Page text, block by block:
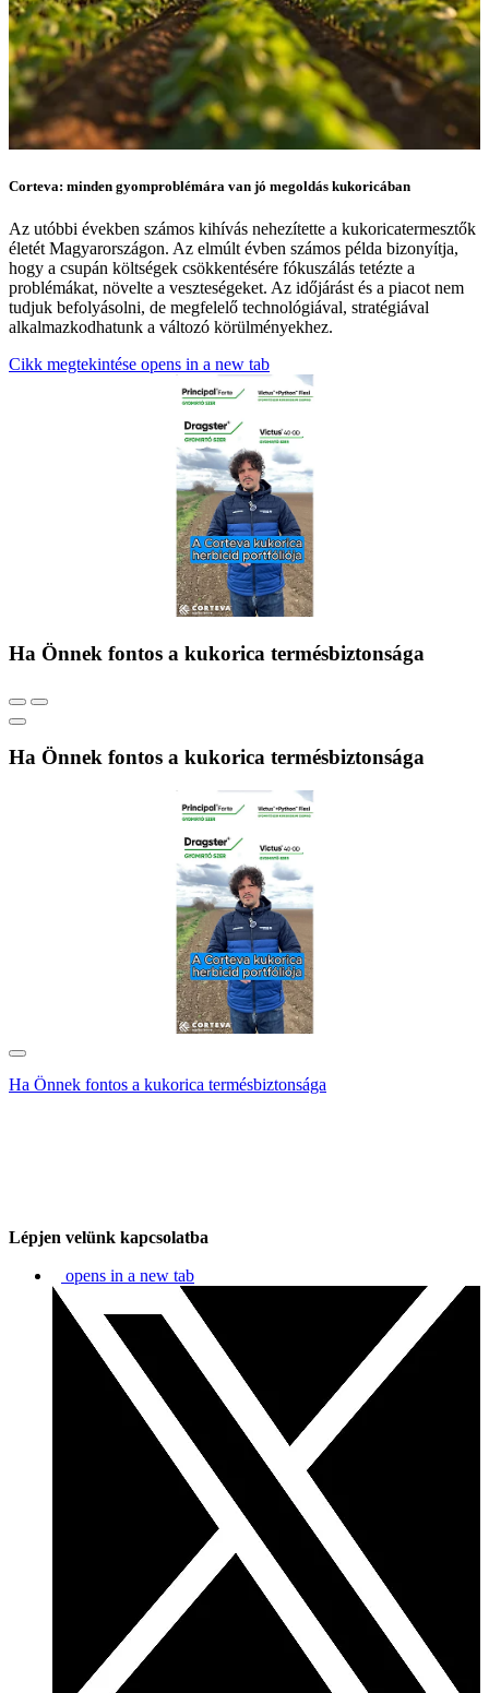
Corteva: minden gyomproblémára van jó megoldás kukoricában
Az utóbbi években számos kihívás nehezítette a kukoricatermesztők
életét Magyarországon. Az elmúlt évben számos példa bizonyítja,
hogy a csupán költségek csökkentésére fókuszálás tetézte a
problémákat, növelte a veszteségeket. Az időjárást és a piacot nem
tudjuk befolyásolni, de megfelelő technológiával, stratégiával
alkalmazkodhatunk a változó körülményekhez.
Cikk megtekintése opens in a new tab
Ha Önnek fontos a kukorica termésbiztonsága
Ha Önnek fontos a kukorica termésbiztonsága
Ha Önnek fontos a kukorica termésbiztonsága
Lépjen velünk kapcsolatba
opens in a new tab